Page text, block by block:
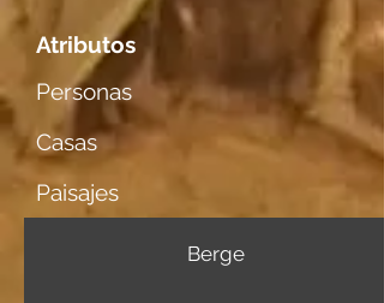
Atributos
Personas
Casas
Paisajes
Berge